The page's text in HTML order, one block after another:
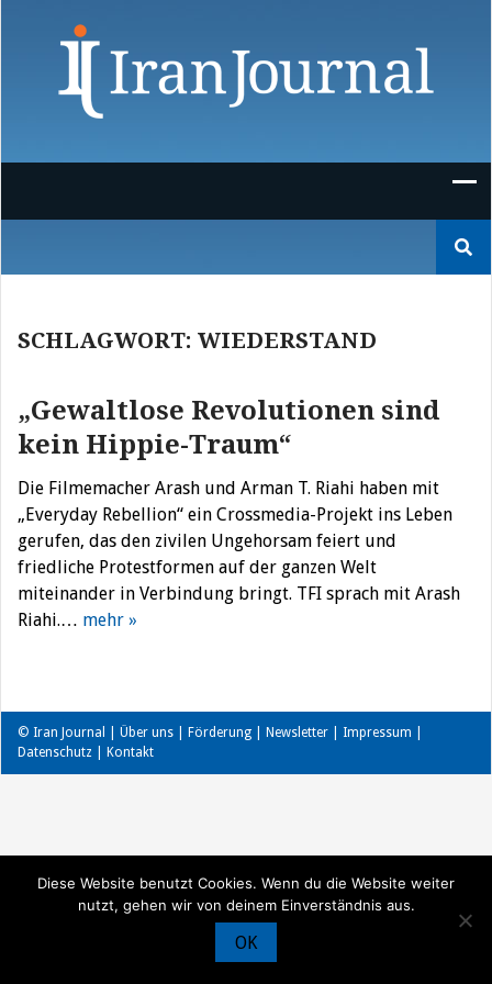
nach:
SCHLAGWORT: WIEDERSTAND
„Gewaltlose Revolutionen sind
kein Hippie-Traum“
Die Filmemacher Arash und Arman T. Riahi haben mit
„Everyday Rebellion“ ein Crossmedia-Projekt ins Leben
gerufen, das den zivilen Ungehorsam feiert und
friedliche Protestformen auf der ganzen Welt
miteinander in Verbindung bringt. TFI sprach mit Arash
Riahi.… mehr »
© Iran Journal | Über uns Förderung Newsletter Impressum
Datenschutz
Kontakt
Diese Website benutzt Cookies. Wenn du die Website weiter
nutzt, gehen wir von deinem Einverständnis aus.
OK